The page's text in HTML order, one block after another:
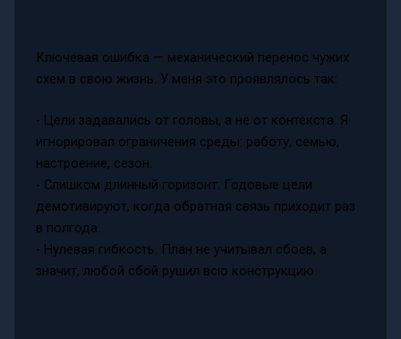
Ключевая ошибка — механический перенос чужих
схем в свою жизнь. У меня это проявлялось так:
- Цели задавались от головы, а не от контекста. Я
игнорировал ограничения среды: работу, семью,
настроение, сезон.
- Слишком длинный горизонт. Годовые цели
демотивируют, когда обратная связь приходит раз
в полгода.
- Нулевая гибкость. План не учитывал сбоев, а
значит, любой сбой рушил всю конструкцию.